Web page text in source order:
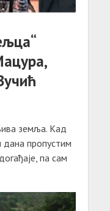
земља. Кад
дана пропустим
па сам